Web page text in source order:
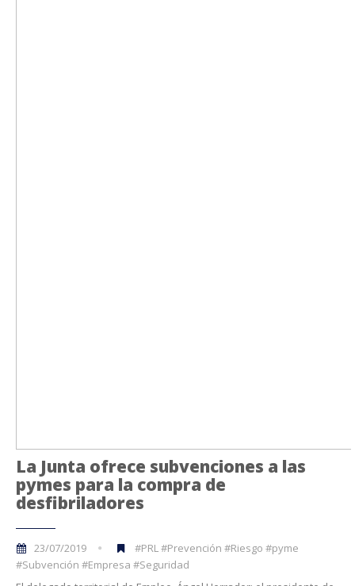
La Junta ofrece subvenciones a las
pymes para la compra de
desfibriladores
23/07/2019
#PRL #Prevención #Riesgo #pyme
#Subvención #Empresa #Seguridad